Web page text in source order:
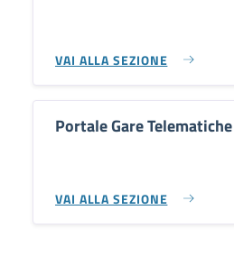
VAI ALLA SEZIONE
Portale Gare Telematiche
VAI ALLA SEZIONE